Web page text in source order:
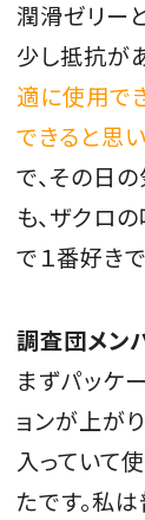
潤滑ゼリー
少し抵抗が
適に使用で
できると思
で、その日
も、ザクロ
で１番好きで
調査団メン
まずパッケ
ョンが上が
入っていて
たです。私